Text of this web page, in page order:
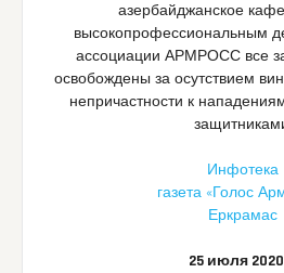
азербайджанское
высокопрофессиональным
ассоциации АРМРОСС все
освобождены за осутствием
непричастности к
Инфотека
газета «Голос
Еркрамас
25 июля 2020